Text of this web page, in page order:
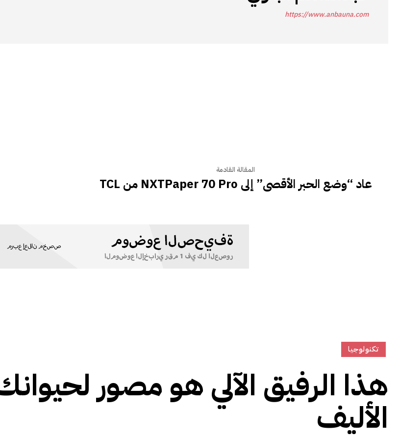
https://www.anbauna.com
المقالة القادمة
عاد “وضع الحبر الأقصى” إلى NXTPaper 70 Pro من TCL